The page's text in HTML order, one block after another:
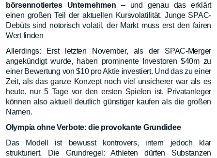
börsennotiertes Unternehmen – und genau das erklärt
einen großen Teil der aktuellen Kursvolatilität. Junge SPAC-
Debüts sind notorisch volatil, der Markt muss erst den fairen
Wert finden
Allerdings: Erst letzten November, als der SPAC-Merger
angekündigt wurde, haben prominente Investoren $40m zu
einer Bewertung von $10 pro Aktie investiert. Und das zu einer
Zeit, als das ganze Konzept noch viel unsicherer war als es
heute, nur 5 Tage vor den ersten Spielen ist. Privatanleger
können also aktuell deutlich günstiger kaufen als die großen
Namen.
Olympia ohne Verbote: die provokante Grundidee
Das Modell ist bewusst kontrovers, intern jedoch klar
strukturiert. Die Grundregel: Athleten dürfen Substanzen